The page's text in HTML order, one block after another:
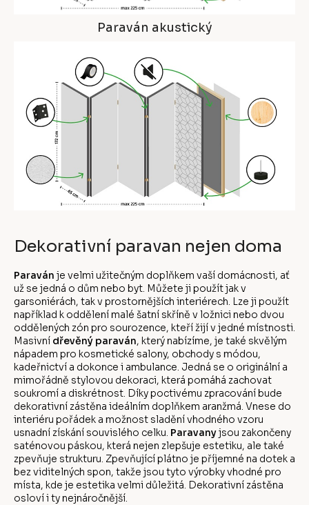
Paraván akustický
Dekorativní paravan nejen doma
Paraván je velmi užitečným doplňkem vaší domácnosti, ať
už se jedná o dům nebo byt. Můžete ji použít jak v
garsoniérách, tak v prostornějších interiérech. Lze ji použít
například k oddělení malé šatní skříně v ložnici nebo dvou
oddělených zón pro sourozence, kteří žijí v jedné místnosti.
Masivní dřevěný paraván, který nabízíme, je také skvělým
nápadem pro kosmetické salony, obchody s módou,
kadeřnictví a dokonce i ambulance. Jedná se o originální a
mimořádně stylovou dekoraci, která pomáhá zachovat
soukromí a diskrétnost. Díky poctivému zpracování bude
dekorativní zástěna ideálním doplňkem aranžmá. Vnese do
interiéru pořádek a možnost sladění vhodného vzoru
usnadní získání souvislého celku. Paravanyjsou zakončeny
saténovou páskou, která nejen zlepšuje estetiku, ale také
zpevňuje strukturu. Zpevňující plátno je příjemné na dotek a
bez viditelných spon, takže jsou tyto výrobky vhodné pro
místa, kde je estetika velmi důležitá. Dekorativní zástěna
osloví i ty nejnáročnější.